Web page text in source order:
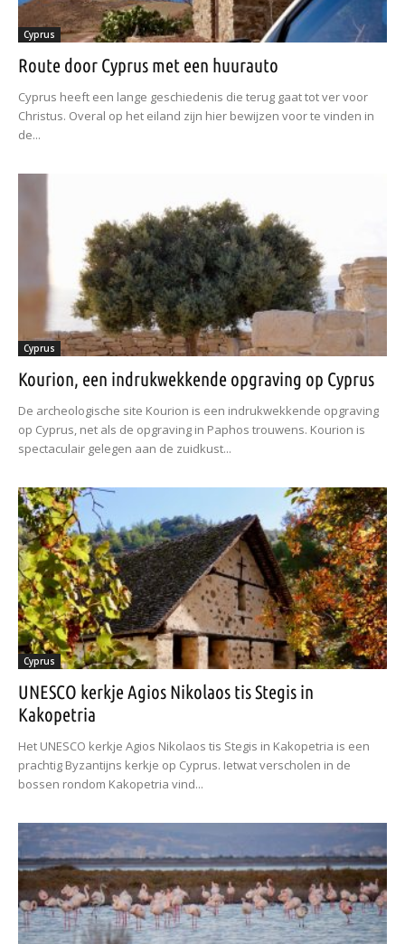
Cyprus
Route door Cyprus met een huurauto
Cyprus heeft een lange geschiedenis die terug gaat tot ver voor
Christus. Overal op het eiland zijn hier bewijzen voor te vinden in
de...
Cyprus
Kourion, een indrukwekkende opgraving op Cyprus
De archeologische site Kourion is een indrukwekkende opgraving
op Cyprus, net als de opgraving in Paphos trouwens. Kourion is
spectaculair gelegen aan de zuidkust...
Cyprus
UNESCO kerkje Agios Nikolaos tis Stegis in
Kakopetria
Het UNESCO kerkje Agios Nikolaos tis Stegis in Kakopetria is een
prachtig Byzantijns kerkje op Cyprus. Ietwat verscholen in de
bossen rondom Kakopetria vind...